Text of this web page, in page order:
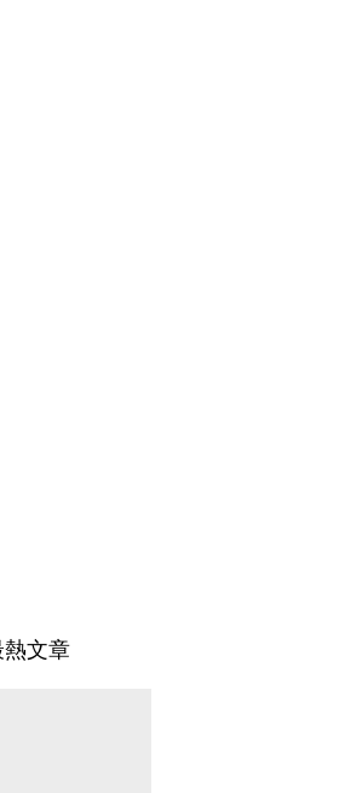
熱文章